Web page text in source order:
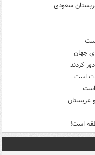
سعودی
جهان
کردند
است
است
عربستان
است!